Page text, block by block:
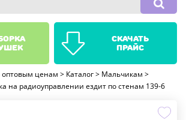
оптовым ценам > Каталог > Мальчикам >
на радиоуправлении ездит по стенам 139-6
скачать
прайс